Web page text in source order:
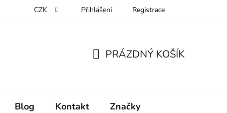
CZK Přihlášení Registrace
KOŠÍK
PRÁZDNÝ KOŠÍK
Blog Kontakt Značky